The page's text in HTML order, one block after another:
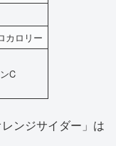
カロリー
C
ンジサイダー」は